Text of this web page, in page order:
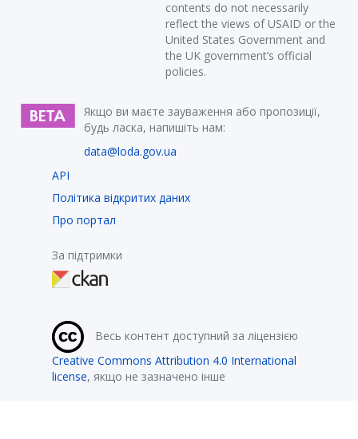
contents do not necessarily
reflect the views of USAID or the
United States Government and
the UK government’s official
policies.
Якщо ви маєте зауваження або пропозиції,
будь ласка, напишіть нам:
data@loda.gov.ua
API
Політика відкритих даних
Про портал
За підтримки
Весь контент доступний за ліцензією
Creative Commons Attribution 4.0 International
license, якщо не зазначено інше